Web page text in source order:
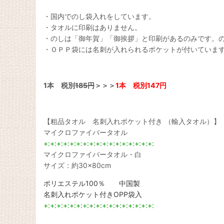
・国内でのし袋入れをしています。
・タオルに印刷はありません。
・のしは「御年賀」「御挨拶」と印刷があるのみです。
・ＯＰＰ袋には名刺が入れられるポケットが付いています
1本 税別185円＞＞＞1本 税別147円
【粗品タオル 名刺入れポケット付き （輸入タオル）】
マイクロファイバータオル
+:+:+:+:+:+:+:+:+:+:+:+:+:+:+:+:+:
マイクロファイバータオル・白
サイズ：約30×80cm
ポリエステル100％ 中国製
名刺入れポケット付きOPP袋入
+:+:+:+:+:+:+:+:+:+:+:+:+:+:+:+:+: